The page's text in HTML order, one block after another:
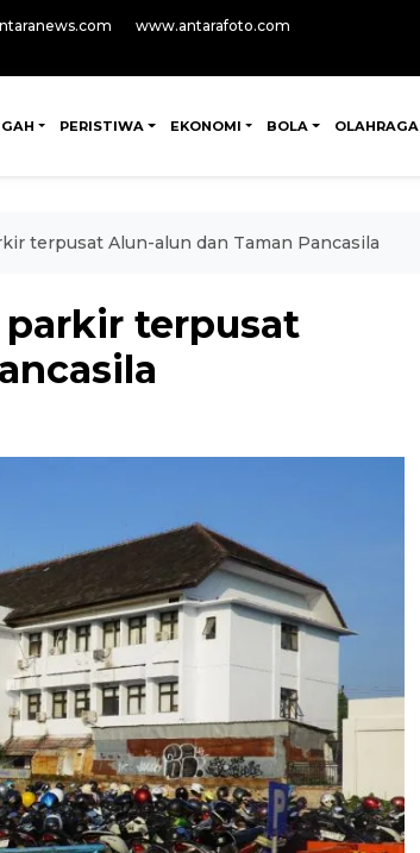
www.antarafoto.com
PERISTIWA EKONOMI BOLA OLAHRAGA
terpusat Alun-alun dan Taman Pancasila
terpusat